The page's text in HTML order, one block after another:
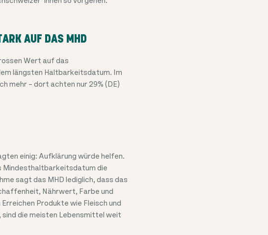
AUF DAS MHD
Wert auf das
längsten Haltbarkeitsdatum. Im
mehr – dort achten nur 29% (DE)
einig: Aufklärung würde helfen.
Mindesthaltbarkeitsdatum die
sagt das MHD lediglich, dass das
Nährwert, Farbe und
Produkte wie Fleisch und
die meisten Lebensmittel weit